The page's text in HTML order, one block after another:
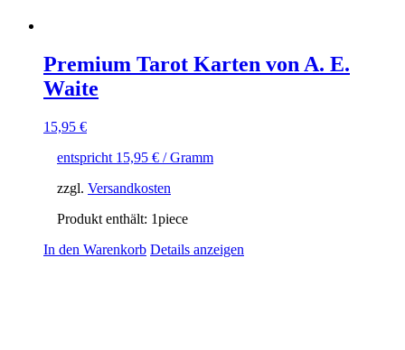
Premium Tarot Karten von A. E.
Waite
15,95 €
entspricht 15,95 € / Gramm
zzgl. Versandkosten
Produkt enthält: 1piece
In den Warenkorb Details anzeigen